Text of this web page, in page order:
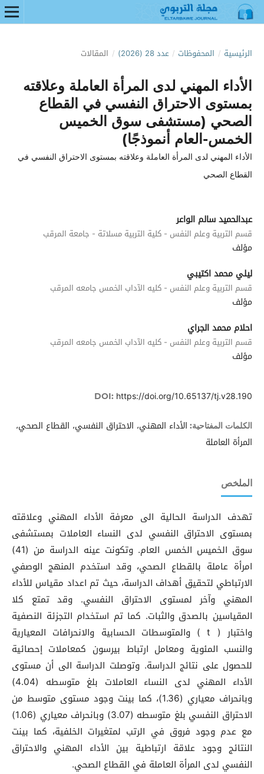
الرئيسية / المحفوظات / عدد 28 (2026) / المقالات
الأداء المهني لدى المرأة العاملة وعلاقته
بمستوى الاحتراق النفسي في القطاع
الصحي (مستشفى سوق الخميس
الخمس-العام أنموذجًا)
الأداء المهني لدى المرأة العاملة وعلاقته بمستوى الاحتراق النفسي في
القطاع الصحي
عبدالحميد سالم الواعر
قسم التربية وعلم النفس - كلية التربية مسلاتة - جامعة المرقب
مؤلف
ليلي محمد اكتيبي
قسم التربية وعلم النفس - كليه الآداب الخمس جامعه المرقب
مؤلف
احلام محمد الجراي
قسم التربية وعلم النفس - كليه الآداب الخمس جامعه المرقب
مؤلف
DOI: https://doi.org/10.65137/tj.v28.190
الكلمات المفتاحية: الأداء المهني، الاحتراق النفسي، القطاع الصحي،
المرأة العاملة
الملخص
تهدف الدراسة الحالية الى معرفة الأداء المهني وعلاقته
بمستوى الاحتراق النفسي لدى النساء العاملات بمستشفى
سوق الخميس الخمس العام. وتكونت عينه الدراسة من (41)
امرأة عاملة بالقطاع الصحي، وقد استخدم المنهج الوصفي
الارتباطي لتحقيق أهداف الدراسة، حيث تم اعداد مقياس للأداء
المهني وآخر لمستوى الاحتراق النفسي. وقد تمتع كلا
المقياسين بالصدق والثبات. كما تم استخدام التجزئة النصفية
واختبار ( t ) والمتوسطات الحسابية والانحرافات المعيارية
والنسب المئوية ومعامل ارتباط بيرسون كمعاملات إحصائية
للحصول على نتائج الدراسة. وتوصلت الدراسة الى أن مستوى
الأداء المهني لدى النساء العاملات بلغ متوسطه (4.04)
وبانحراف معياري (1.36)، كما بينت وجود مستوى متوسط من
الاحتراق النفسي بلغ متوسطه (3.07) وبانحراف معياري (1.06)
مع عدم وجود فروق في الرتب لمتغيرات الخلفية، كما بينت
النتائج وجود علاقة ارتباطية بين الأداء المهني والاحتراق
النفسي لدى المرأة العاملة في القطاع الصحي.